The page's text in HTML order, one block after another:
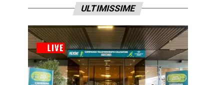
ULTIMISSIME